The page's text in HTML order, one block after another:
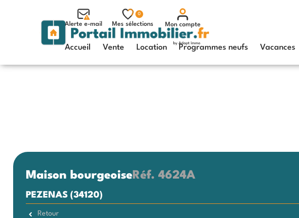
Alerte e-mail
0
Mes sélections Mon compte
Accueil Vente Location Programmes neufs Vacances
Maison bourgeoiseRéf. 4624A
PEZENAS (34120)
Retour